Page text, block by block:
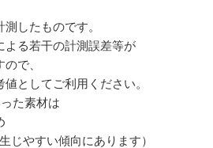
したものです。
よる若干の計測誤差等が
で、
としてご利用ください。
た素材は
じやすい傾向にあります）